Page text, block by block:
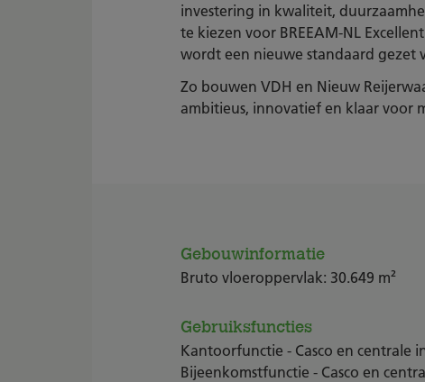
investering in kwaliteit,
te kiezen voor BREEAM-NL
wordt een nieuwe standaard gezet
Zo bouwen VDH en Nieuw
ambitieus, innovatief en klaar voor
Gebouwinformatie
Bruto vloeroppervlak: 30.649 m²
Gebruiksfuncties
Kantoorfunctie - Casco en centrale
Bijeenkomstfunctie - Casco en